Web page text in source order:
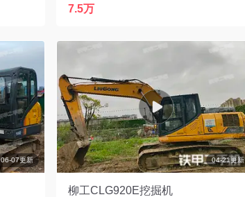
7.5万
06-07更新 04-21更新
柳工CLG920E挖掘机